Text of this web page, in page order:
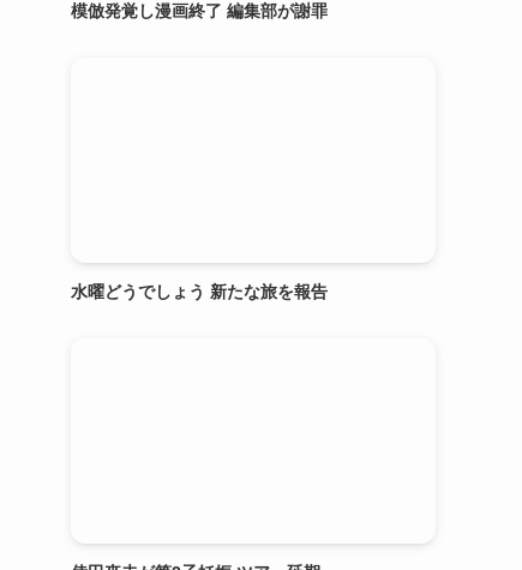
模倣発覚し漫画終了 編集部が謝罪
水曜どうでしょう 新たな旅を報告